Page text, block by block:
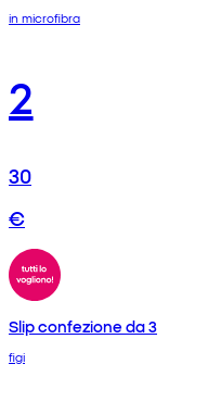
in microfibra
2
30
€
Slip confezione da 3
figi